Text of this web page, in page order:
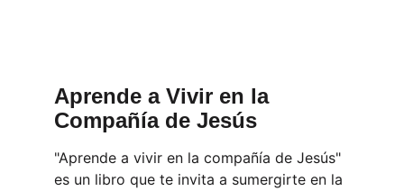
Aprende a Vivir en la
Compañía de Jesús
"Aprende a vivir en la compañía de Jesús"
es un libro que te invita a sumergirte en la